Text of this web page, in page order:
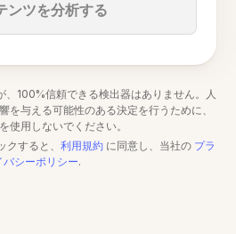
ンツを分析する
、100%信頼できる検出器はありません。人
を与える可能性のある決定を行うために、
使用しないでください。
クすると、 利用規約 に同意し、当社の プラ
バシーポリシー.